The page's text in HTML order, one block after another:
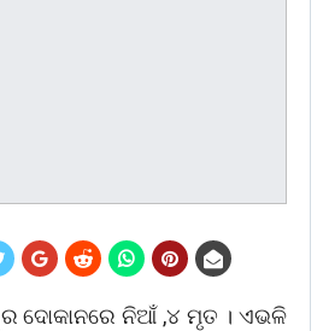
ଦୋକାନରେ ନିଆଁ ,୪ ମୃତ । ଏଭଳି